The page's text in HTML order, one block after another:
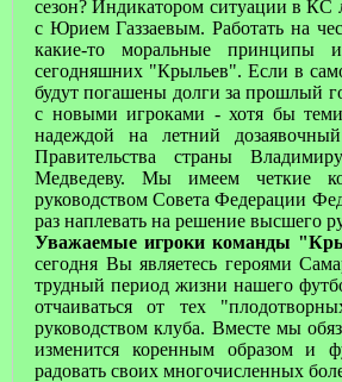
сезон? Индикатором ситуации в КС
с Юрием Газзаевым. Работать на
какие-то моральные
сегодняшних "Крыльев". Если в
будут погашены долги за прошлый
с новыми игроками - хотя бы
надеждой на летний
Правительства страны
Медведеву. Мы имеем четкие
руководством Совета Федерации
раз наплевать на решение высшего
Уважаемые игроки команды
сегодня Вы являетесь героями
трудный период жизни нашего
отчаиваться от тех
руководством клуба. Вместе мы
изменится коренным образом и
радовать своих многочисленных